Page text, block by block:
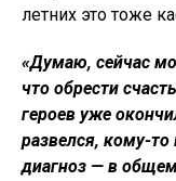
летних это тоже
«Думаю, сейчас
что обрести
героев уже
развелся, кому-
диагноз — в